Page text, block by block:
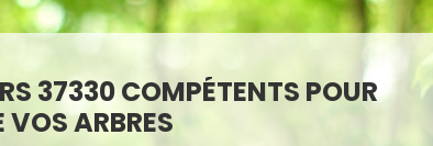
37330 COMPÉTENTS POUR
VOS ARBRES